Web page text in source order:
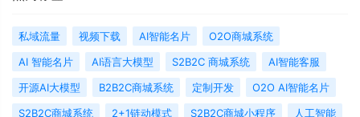
私域流量 视频下载 AI智能名片
O2O商城系统
AI 智能名片
AI语言大模型 S2B2C 商城系统
AI智能客服
开源AI大模型
B2B2C商城系统 定制开发
O2O AI智能名片
S2B2C商城系统
2+1链动模式 S2B2C商城小程序
人工智能